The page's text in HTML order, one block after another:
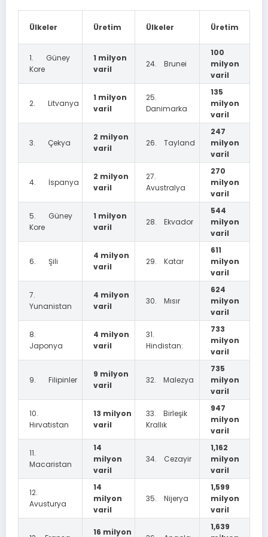
Ülkeler Üretim Ülkeler Üretim
1. Güney
Kore
1 milyon
varil
24. Brunei
100
milyon
varil
2. Litvanya
1 milyon
varil
25.
Danimarka
135
milyon
varil
3. Çekya
2 milyon
varil
26. Tayland
247
milyon
varil
4. İspanya
2 milyon
varil
27.
Avustralya
270
milyon
varil
5. Güney
Kore
1 milyon
varil
28. Ekvador
544
milyon
varil
6. Şili
4 milyon
varil
29. Katar
611
milyon
varil
7.
Yunanistan
4 milyon
varil
30. Mısır
624
milyon
varil
8.
Japonya
4 milyon
varil
31.
Hindistan:
733
milyon
varil
9. Filipinler
9 milyon
varil
32. Malezya
735
milyon
varil
10.
Hırvatistan
13 milyon
varil
33. Birleşik
Krallık
947
milyon
varil
11.
Macaristan
14
milyon
varil
34. Cezayir
1,162
milyon
varil
12.
Avusturya
14
milyon
varil
35. Nijerya
1,599
milyon
varil
16 milyon
1,639